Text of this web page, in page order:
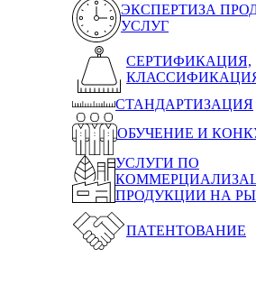
ЭКСПЕРТИЗА
УСЛУГ
СЕРТИФИКАЦИЯ,
СТАНДАРТИЗАЦИЯ
ОБУЧЕНИЕ И
УСЛУГИ ПО
ПРОДУКЦИИ НА
ПАТЕНТОВАНИЕ